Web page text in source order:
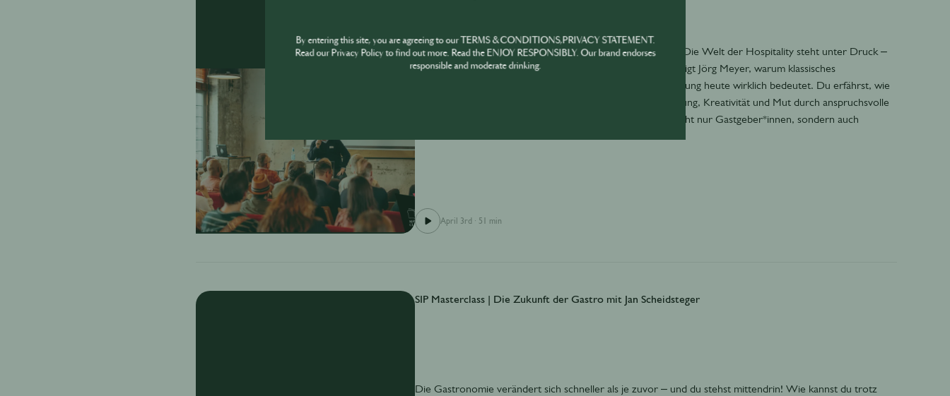
Wie führst du erfolgreich durch Wandel und Unsicherheit? Die Welt der Hospitality steht unter Druck –
wirtschaftlich, personell, emotional. In dieser Masterclass zeigt Jörg Meyer, warum klassisches
Umsatzdenken nicht mehr ausreicht und was moderne Führung heute wirklich bedeutet. Du erfährst, wie
du dein Team stärkst, klare Strukturen schaffst und mit Haltung, Kreativität und Mut durch anspruchsvolle
Zeiten navigierst. Ein ehrlicher Reality-Check für alle, die nicht nur Gastgeber*innen, sondern auch
April 3rd · 51 min
SIP Masterclass | Die Zukunft der Gastro mit Jan Scheidsteger
Die Gastronomie verändert sich schneller als je zuvor – und du stehst mittendrin! Wie kannst du trotz
By entering this site, you are agreeing to our TERMS & CONDITIONS,PRIVACY STATEMENT.
Read our Privacy Policy to find out more. Read the ENJOY RESPONSIBLY. Our brand endorses
responsible and moderate drinking.